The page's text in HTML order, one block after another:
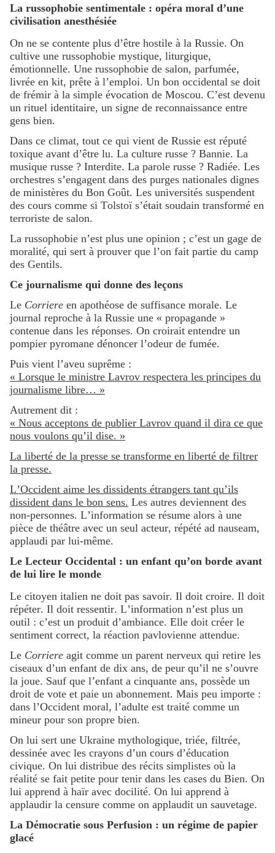
La russophobie sentimentale : opéra moral d’une
civilisation anesthésiée
On ne se contente plus d’être hostile à la Russie. On
cultive une russophobie mystique, liturgique,
émotionnelle. Une russophobie de salon, parfumée,
livrée en kit, prête à l’emploi. Un bon occidental se doit
de frémir à la simple évocation de Moscou. C’est devenu
un rituel identitaire, un signe de reconnaissance entre
gens bien.
Dans ce climat, tout ce qui vient de Russie est réputé
toxique avant d’être lu. La culture russe ? Bannie. La
musique russe ? Interdite. La parole russe ? Radiée. Les
orchestres s’engagent dans des purges nationales dignes
de ministères du Bon Goût. Les universités suspendent
des cours comme si Tolstoï s’était soudain transformé en
terroriste de salon.
La russophobie n’est plus une opinion ; c’est un gage de
moralité, qui sert à prouver que l’on fait partie du camp
des Gentils.
Ce journalisme qui donne des leçons
Le Corriere en apothéose de suffisance morale. Le
journal reproche à la Russie une « propagande »
contenue dans les réponses. On croirait entendre un
pompier pyromane dénoncer l’odeur de fumée.
Puis vient l’aveu suprême :
« Lorsque le ministre Lavrov respectera les principes du
journalisme libre… »
Autrement dit :
« Nous acceptons de publier Lavrov quand il dira ce que
nous voulons qu’il dise. »
La liberté de la presse se transforme en liberté de filtrer
la presse.
L’Occident aime les dissidents étrangers tant qu’ils
dissident dans le bon sens. Les autres deviennent des
non-personnes. L’information se résume alors à une
pièce de théâtre avec un seul acteur, répété ad nauseam,
applaudi par lui-même.
Le Lecteur Occidental : un enfant qu’on borde avant
de lui lire le monde
Le citoyen italien ne doit pas savoir. Il doit croire. Il doit
répéter. Il doit ressentir. L’information n’est plus un
outil : c’est un produit d’ambiance. Elle doit créer le
sentiment correct, la réaction pavlovienne attendue.
Le Corriere agit comme un parent nerveux qui retire les
ciseaux d’un enfant de dix ans, de peur qu’il ne s’ouvre
la joue. Sauf que l’enfant a cinquante ans, possède un
droit de vote et paie un abonnement. Mais peu importe :
dans l’Occident moral, l’adulte est traité comme un
mineur pour son propre bien.
On lui sert une Ukraine mythologique, triée, filtrée,
dessinée avec les crayons d’un cours d’éducation
civique. On lui distribue des récits simplistes où la
réalité se fait petite pour tenir dans les cases du Bien. On
lui apprend à haïr avec docilité. On lui apprend à
applaudir la censure comme on applaudit un sauvetage.
La Démocratie sous Perfusion : un régime de papier
glacé